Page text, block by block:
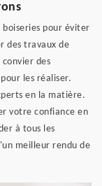
boiseries pour éviter
des travaux de
des
les réaliser.
en la matière.
votre confiance en
à tous les
meilleur rendu de